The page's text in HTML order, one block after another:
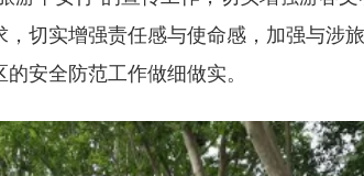
切实增强责任感与使命感，加强与涉
安全防范工作做细做实。